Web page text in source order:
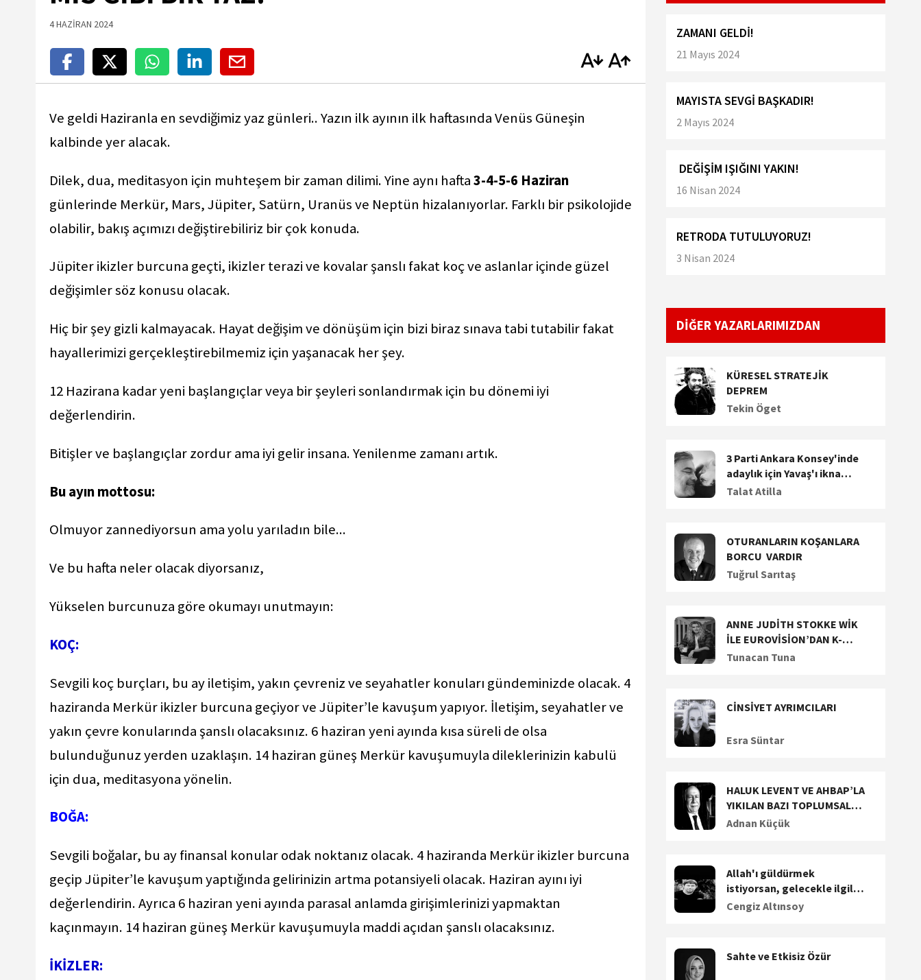
4 HAZİRAN 2024
Ve geldi Haziranla en sevdiğimiz yaz günleri.. Yazın ilk ayının ilk haftasında Venüs Güneşin
kalbinde yer alacak.
Dilek, dua, meditasyon için muhteşem bir zaman dilimi. Yine aynı hafta3-4-5-6 Haziran
günlerinde Merkür, Mars, Jüpiter, Satürn, Uranüs ve Neptün hizalanıyorlar. Farklı bir psikolojide
olabilir, bakış açımızı değiştirebiliriz bir çok konuda.
Jüpiter ikizler burcuna geçti, ikizler terazi ve kovalar şanslı fakat koç ve aslanlar içinde güzel
değişimler söz konusu olacak.
Hiç bir şey gizli kalmayacak. Hayat değişim ve dönüşüm için bizi biraz sınava tabi tutabilir fakat
hayallerimizi gerçekleştirebilmemiz için yaşanacak her şey.
12 Hazirana kadar yeni başlangıçlar veya bir şeyleri sonlandırmak için bu dönemi iyi
değerlendirin.
Bitişler ve başlangıçlar zordur ama iyi gelir insana. Yenilenme zamanı artık.
Bu ayın mottosu:
Olmuyor zannediyorsun ama yolu yarıladın bile...
Ve bu hafta neler olacak diyorsanız,
Yükselen burcunuza göre okumayı unutmayın:
KOÇ:
Sevgili koç burçları, bu ay iletişim, yakın çevreniz ve seyahatler konuları gündeminizde olacak. 4
haziranda Merkür ikizler burcuna geçiyor ve Jüpiter’le kavuşum yapıyor. İletişim, seyahatler ve
yakın çevre konularında şanslı olacaksınız. 6 haziran yeni ayında kısa süreli de olsa
bulunduğunuz yerden uzaklaşın. 14 haziran güneş Merkür kavuşumuyla dileklerinizin kabulü
için dua, meditasyona yönelin.
BOĞA:
Sevgili boğalar, bu ay finansal konular odak noktanız olacak. 4 haziranda Merkür ikizler burcuna
geçip Jüpiter’le kavuşum yaptığında gelirinizin artma potansiyeli olacak. Haziran ayını iyi
değerlendirin. Ayrıca 6 haziran yeni ayında parasal anlamda girişimlerinizi yapmaktan
kaçınmayın. 14 haziran güneş Merkür kavuşumuyla maddi açıdan şanslı olacaksınız.
İKİZLER:
ZAMANI GELDİ!
21 Mayıs 2024
MAYISTA SEVGİ BAŞKADIR!
2 Mayıs 2024
DEĞİŞİM IŞIĞINI YAKIN!
16 Nisan 2024
RETRODA TUTULUYORUZ!
3 Nisan 2024
DİĞER YAZARLARIMIZDAN
KÜRESEL STRATEJİK
DEPREM
Tekin Öget
3 Parti Ankara Konsey'inde
adaylık için Yavaş'ı ikna
etmeye çalışıyor. Dalan'a
Talat Atilla
OTURANLARIN KOŞANLARA
BORCU VARDIR
Tuğrul Sarıtaş
ANNE JUDİTH STOKKE WİK
İLE EUROVİSİON’DAN K-
POP’A UZANAN YARATICI
Tunacan Tuna
CİNSİYET AYRIMCILARI
Esra Süntar
HALUK LEVENT VE AHBAP’LA
YIKILAN BAZI TOPLUMSAL
DEĞERLERİMİZ (1)
Adnan Küçük
Allah'ı güldürmek
istiyorsan, gelecekle ilgili
plan yap
Cengiz Altınsoy
Sahte ve Etkisiz Özür